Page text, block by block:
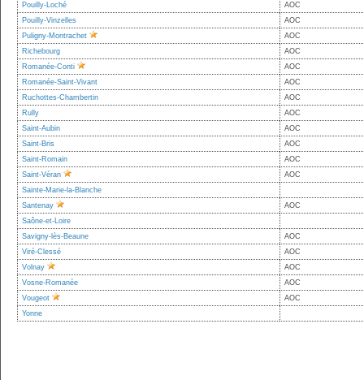
Pouilly-Loché
AOC
Pouilly-Vinzelles
AOC
Puligny-Montrachet
AOC
Richebourg
AOC
Romanée-Conti
AOC
Romanée-Saint-Vivant
AOC
Ruchottes-Chambertin
AOC
Rully
AOC
Saint-Aubin
AOC
Saint-Bris
AOC
Saint-Romain
AOC
Saint-Véran
AOC
Sainte-Marie-la-Blanche
Santenay
AOC
Saône-et-Loire
Savigny-lès-Beaune
AOC
Viré-Clessé
AOC
Volnay
AOC
Vosne-Romanée
AOC
Vougeot
AOC
Yonne